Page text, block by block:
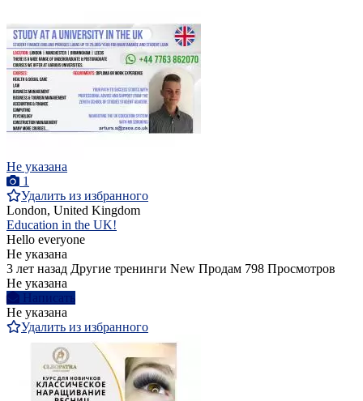
Не указана
1
Удалить из избранного
London, United Kingdom
Education in the UK!
Hello everyone
Не указана
3 лет назад Другие тренинги New Продам 798 Просмотров
Не указана
Написать
Не указана
Удалить из избранного